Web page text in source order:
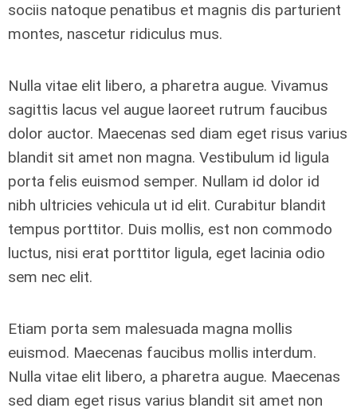
sociis natoque penatibus et magnis dis parturient
montes, nascetur ridiculus mus.
Nulla vitae elit libero, a pharetra augue. Vivamus
sagittis lacus vel augue laoreet rutrum faucibus
dolor auctor. Maecenas sed diam eget risus varius
blandit sit amet non magna. Vestibulum id ligula
porta felis euismod semper. Nullam id dolor id
nibh ultricies vehicula ut id elit. Curabitur blandit
tempus porttitor. Duis mollis, est non commodo
luctus, nisi erat porttitor ligula, eget lacinia odio
sem nec elit.
Etiam porta sem malesuada magna mollis
euismod. Maecenas faucibus mollis interdum.
Nulla vitae elit libero, a pharetra augue. Maecenas
sed diam eget risus varius blandit sit amet non